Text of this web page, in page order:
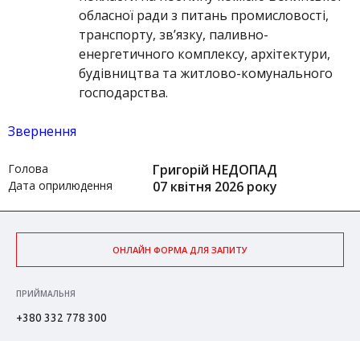
обласної ради з питань промисловості,
транспорту, зв’язку, паливно-
енергетичного комплексу, архітектури,
будівництва та житлово-комунального
господарства.
Звернення
Голова Григорій НЕДОПАД
Дата оприлюдення 07 квітня 2026 року
ОНЛАЙН ФОРМА ДЛЯ ЗАПИТУ
ПРИЙМАЛЬНЯ
+380 332 778 300